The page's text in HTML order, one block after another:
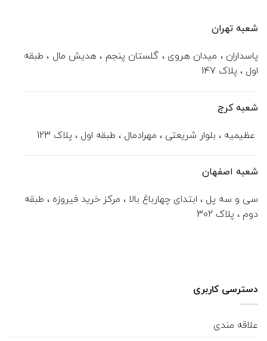
شعبه تهران
پاسداران ، میدان هروی ، گلستان پنجم ، هدیش مال ، طبقه
اول ، پلاک 147
شعبه کرج
عظیمیه ، بلوار شریعتی ، مهرادمال ، طبقه اول ، پلاک 123
شعبه اصفهان
سی و سه پل ، ابتدای چهارباغ بالا ، مرکز خرید فیروزه ، طبقه
دوم ، پلاک 302
دسترسی کاربری
علاقه مندی